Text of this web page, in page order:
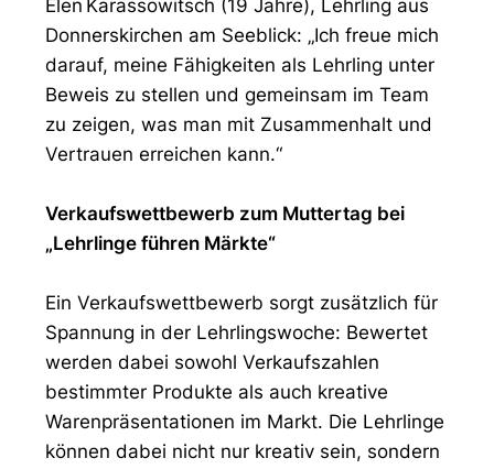
Elen Karassowitsch (19 Jahre), Lehrling aus
Donnerskirchen am Seeblick: „Ich freue mich
darauf, meine Fähigkeiten als Lehrling unter
Beweis zu stellen und gemeinsam im Team
zu zeigen, was man mit Zusammenhalt und
Vertrauen erreichen kann.“
Verkaufswettbewerb zum Muttertag bei
„Lehrlinge führen Märkte“
Ein Verkaufswettbewerb sorgt zusätzlich für
Spannung in der Lehrlingswoche: Bewertet
werden dabei sowohl Verkaufszahlen
bestimmter Produkte als auch kreative
Warenpräsentationen im Markt. Die Lehrlinge
können dabei nicht nur kreativ sein, sondern